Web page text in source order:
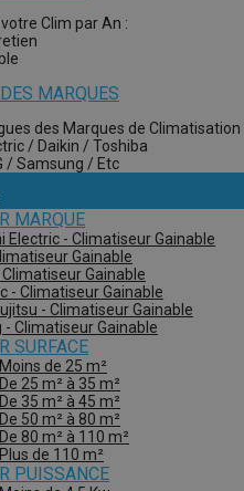
Clim par An :
MARQUES
des Marques de Climatisation
/ Daikin / Toshiba
/ Samsung / Etc
MARQUE
Electric - Climatiseur Gainable
Gainable
Gainable
- Climatiseur Gainable
- Climatiseur Gainable
- Climatiseur Gainable
SURFACE
de 25 m²
25 m² à 35 m²
35 m² à 45 m²
50 m² à 80 m²
80 m² à 110 m²
de 110 m²
PUISSANCE